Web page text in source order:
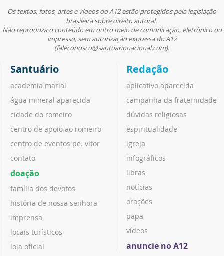
Os textos, fotos, artes e vídeos do A12 estão protegidos pela legislação
brasileira sobre direito autoral.
Não reproduza o conteúdo em outro meio de comunicação, eletrônico ou
impresso, sem autorização expressa do A12
(faleconosco@santuarionacional.com).
Santuário
academia marial
água mineral aparecida
cidade do romeiro
centro de apoio ao romeiro
centro de eventos pe. vitor
contato
doação
família dos devotos
história de nossa senhora
imprensa
locais turísticos
loja oficial
Redação
aplicativo aparecida
campanha da fraternidade
dúvidas religiosas
espiritualidade
igreja
infográficos
libras
notícias
orações
papa
vídeos
anuncie no A12